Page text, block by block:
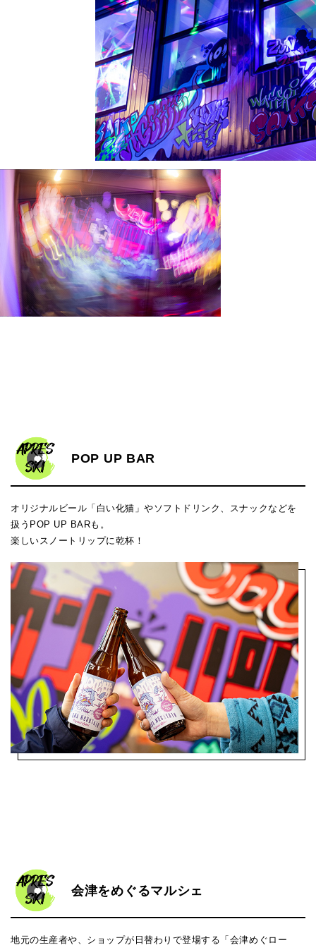
POP UP BAR
オリジナルビール「白い化猫」やソフトドリンク、スナックなどを
扱うPOP UP BARも。
楽しいスノートリップに乾杯！
会津をめぐるマルシェ
地元の生産者や、ショップが日替わりで登場する「会津めぐロー